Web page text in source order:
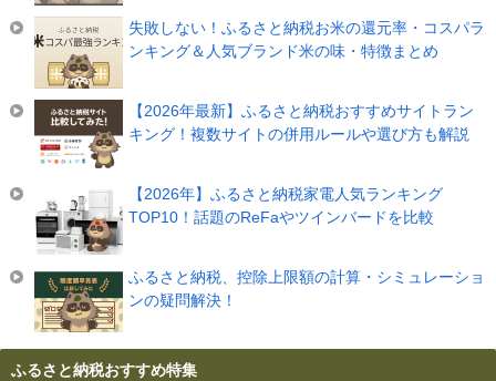
失敗しない！ふるさと納税お米の還元率・コスパラ
ンキング＆人気ブランド米の味・特徴まとめ
【2026年最新】ふるさと納税おすすめサイトラン
キング！複数サイトの併用ルールや選び方も解説
【2026年】ふるさと納税家電人気ランキング
TOP10！話題のReFaやツインバードを比較
ふるさと納税、控除上限額の計算・シミュレーショ
ンの疑問解決！
ふるさと納税おすすめ特集